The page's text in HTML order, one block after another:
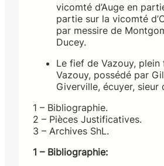
vicomté d’Auge en
partie sur la vicomté
par messire de
Ducey.
Le fief de Vazouy, plein
Vazouy, possédé par
Giverville, écuyer, sieur
1 – Bibliographie.
2 – Pièces Justificatives.
3 – Archives ShL.
1 – Bibliographie: